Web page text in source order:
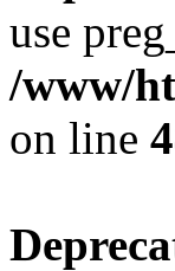
use
/www/
on line